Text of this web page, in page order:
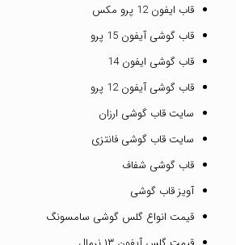
قاب ایفون 12 پرو مکس
قاب گوشی آیفون 15 پرو
قاب گوشی ایفون 14
قاب گوشی آیفون 12 پرو
سایت قاب گوشی ارزان
سایت قاب گوشی فانتزی
قاب گوشی شفاف
آویز قاب گوشی
قیمت انواع گلس گوشی سامسونگ